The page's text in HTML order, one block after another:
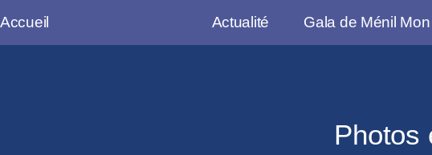
Accueil Actualité Gala de Ménil
Photos